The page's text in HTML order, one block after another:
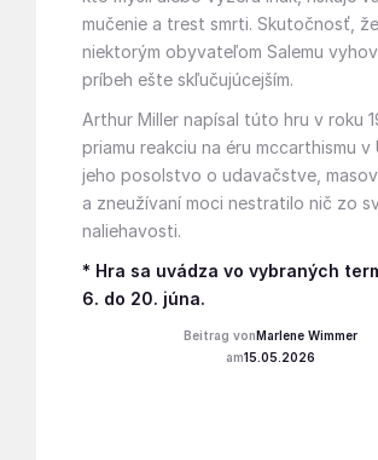
mučenie a trest smrti. Skutočnosť,
niektorým obyvateľom Salemu
príbeh ešte skľučujúcejším.
Arthur Miller napísal túto hru v roku
priamu reakciu na éru mccarthismu v
jeho posolstvo o udavačstve,
a zneužívaní moci nestratilo nič zo
naliehavosti.
* Hra sa uvádza vo vybraných
6. do 20. júna.
Marlene Wimmer
15.05.2026